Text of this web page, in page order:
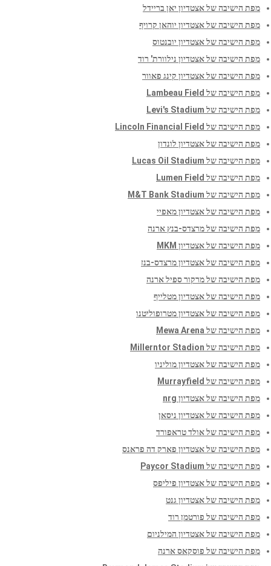
מפת הישיבה של אצטדיון יאן בריידל
מפת הישיבה של אצטדיון יוהאן קרויף
מפת הישיבה של אצטדיון יובנטוס
מפת הישיבה של אצטדיון נילוורת' רוד
מפת הישיבה של אצטדיון קינג פאוור
מפת הישיבה של Lambeau Field
מפת הישיבה של Levi's Stadium
מפת הישיבה של Lincoln Financial Field
מפת הישיבה של אצטדיון לונדון
מפת הישיבה של Lucas Oil Stadium
מפת הישיבה של Lumen Field
מפת הישיבה של M&T Bank Stadium
מפת הישיבה של אצטדיון מאפיי
מפת הישיבה של מרצדס-בנץ ארנה
מפת הישיבה של אצטדיון MKM
מפת הישיבה של אצטדיון מרצדס-בנז
מפת הישיבה של מרקור ספיל ארנה
מפת הישיבה של אצטדיון מטלייף
מפת הישיבה של אצטדיון מטרופוליטנו
מפת הישיבה של Mewa Arena
מפת הישיבה של Millerntor Stadion
מפת הישיבה של אצטדיון מוליניו
מפת הישיבה של Murrayfield
מפת הישיבה של אצטדיון nrg
מפת הישיבה של אצטדיון ניסאן
מפת הישיבה של אולד טראפורד
מפת הישיבה של אצטדיון פארק דה פראנס
מפת הישיבה של Paycor Stadium
מפת הישיבה של אצטדיון פיליפס
מפת הישיבה של אצטדיון גנט
מפת הישיבה של פורטמן רוד
מפת הישיבה של אצטדיון המילניום
מפת הישיבה של פוסקאס ארנה